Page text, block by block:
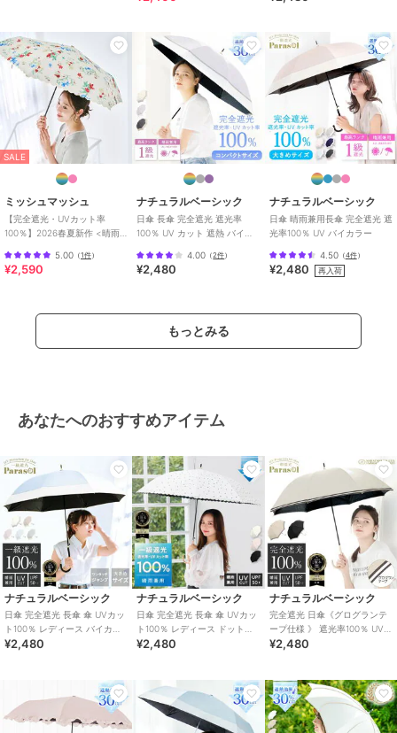
【2026新作！】日傘 完
全遮光 長傘 12本骨 多骨
耐風 UVカット100％ レ
ディース 耐風
¥ 2,480
【UV傘フラワーヒート
カット】完全遮光 日傘
遮光率 100％ UV カット
遮熱 長傘 晴雨兼用
2,480
ナチュラルベーシック
日傘 完全遮光 長傘 傘
UVカット100％ レディ
ース ドット柄 耐風仕様
2,480
イズ
雨兼用 花柄 レディー
ス 軽量 耐風
2,480
ット 大きめ 完全遮光
SALE
ミッシュマッシュ
【完全遮光・UVカット率
100％】2026春夏新作 <晴雨
5.00 （1件）
¥2,590
ナチュラルベーシック
日傘 長傘 完全遮光 遮光率
100％ UV カット 遮熱 バイカ
4.00 （2件）
¥2,480
ナチュラルベーシック
日傘 晴雨兼用長傘 完全遮光 遮
光率100％ UV バイカラー
4.50（4件）
¥2,480 再入荷
もっとみる
あなたへのおすすめアイテム
ナチュラルベーシック
日傘 完全遮光 長傘 傘 UVカッ
ト100％ レディース バイカラ
ー 耐風仕様 撥水
¥2,480
ナチュラルベーシック
日傘 完全遮光 長傘 傘 UVカッ
ト100％ レディース ドット柄
耐風仕様 撥水
¥2,480
ナチュラルベーシック
完全遮光 日傘《グログランテ
ープ仕様 》 遮光率100％ UV
カット 長傘 晴雨兼用 大きめ
¥2,480